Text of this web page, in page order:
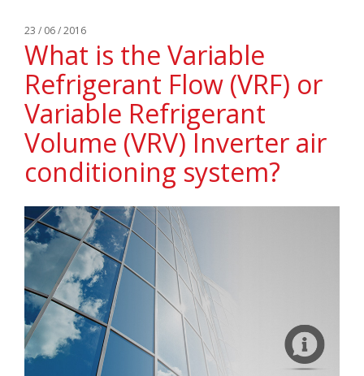
23 / 06 / 2016
What is the Variable
Refrigerant Flow (VRF) or
Variable Refrigerant
Volume (VRV) Inverter air
conditioning system?